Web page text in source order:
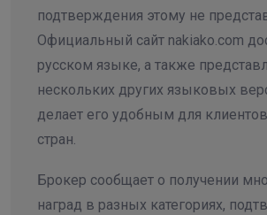
подтверждения этому не
Официальный сайт nakiako.com
русском языке, а также
нескольких других языковых
делает его удобным для
стран.
Брокер сообщает о получении
наград в разных категориях,